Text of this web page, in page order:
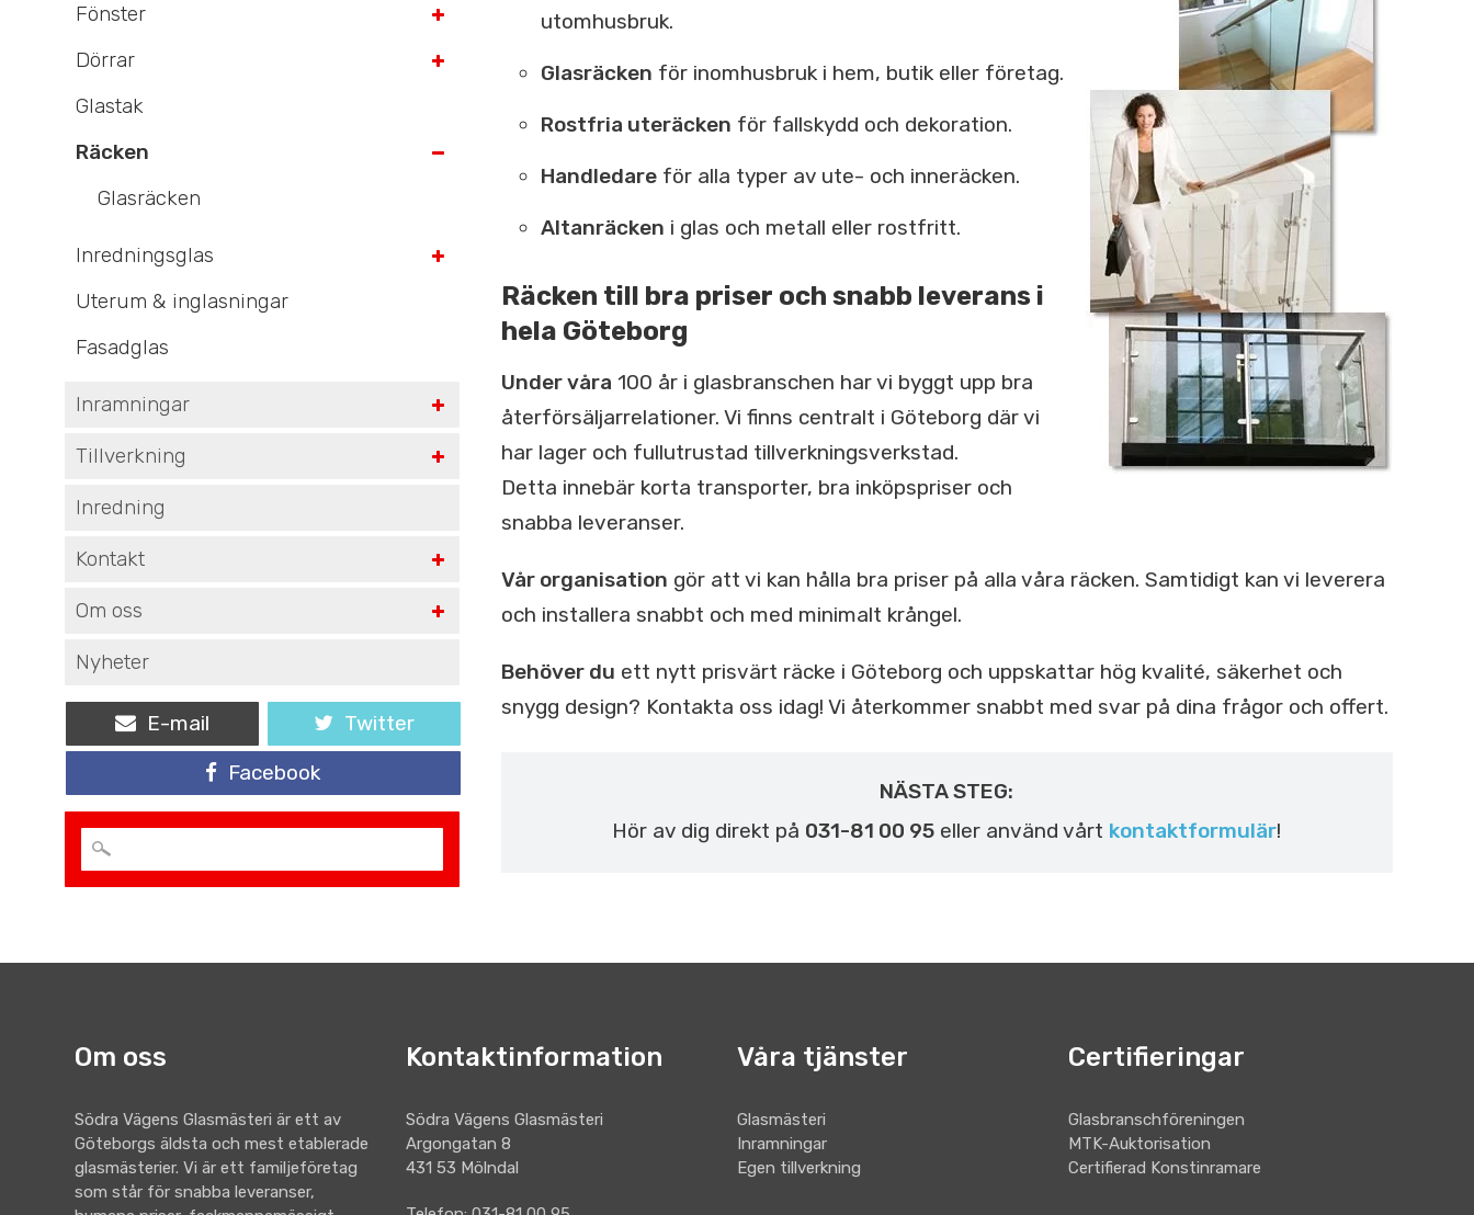
utomhusbruk.
Glasräcken för inomhusbruk i hem, butik eller företag.
Rostfria uteräcken för fallskydd och dekoration.
Handledareför alla typer av ute- och inneräcken.
Altanräcken i glas och metall eller rostfritt.
Räcken till bra priser och snabb leverans i
hela Göteborg
Under våra 100 år i glasbranschen har vi byggt upp bra
återförsäljarrelationer. Vi finns centralt i Göteborg där vi
har lager och fullutrustad tillverkningsverkstad.
Detta innebär korta transporter, bra inköpspriser och
snabba leveranser.
Vår organisation gör att vi kan hålla bra priser på alla våra räcken. Samtidigt kan vi leverera
och installera snabbt och med minimalt krångel.
Behöver du ett nytt prisvärt räcke i Göteborg och uppskattar hög kvalité, säkerhet och
snygg design? Kontakta oss idag! Vi återkommer snabbt med svar på dina frågor och offert.
NÄSTA STEG:
Hör av dig direkt på 031-81 00 95 eller använd vårt kontaktformulär!
Fönster
Dörrar
Glastak
Räcken
Glasräcken
Inredningsglas
Uterum & inglasningar
Fasadglas
Inramningar
Tillverkning
Inredning
Kontakt
Om oss
Nyheter
E-mail
Twitter
Facebook
Om oss
Södra Vägens Glasmästeri är ett av
Göteborgs äldsta och mest etablerade
glasmästerier. Vi är ett familjeföretag
som står för snabba leveranser,
Kontaktinformation
Södra Vägens Glasmästeri
Argongatan 8
431 53 Mölndal
Våra tjänster
Glasmästeri
Inramningar
Egen tillverkning
Certifieringar
Glasbranschföreningen
MTK-Auktorisation
Certifierad Konstinramare